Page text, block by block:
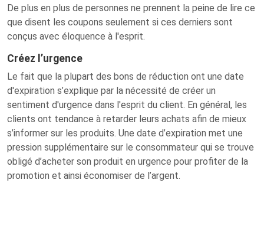
De plus en plus de personnes ne prennent la peine de lire ce
que disent les coupons seulement si ces derniers sont
conçus avec éloquence à l'esprit.
Créez l’urgence
Le fait que la plupart des bons de réduction ont une date
d'expiration s’explique par la nécessité de créer un
sentiment d'urgence dans l'esprit du client. En général, les
clients ont tendance à retarder leurs achats afin de mieux
s’informer sur les produits. Une date d’expiration met une
pression supplémentaire sur le consommateur qui se trouve
obligé d’acheter son produit en urgence pour profiter de la
promotion et ainsi économiser de l’argent.